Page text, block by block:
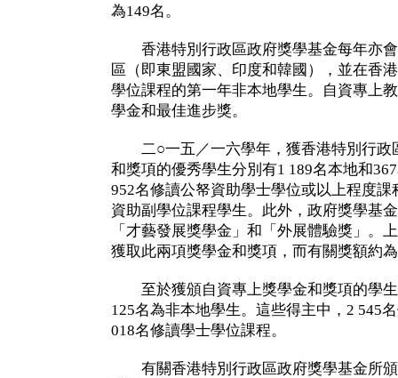
為149名。
香港特別行政區政府獎學基金每年亦會
區（即東盟國家、印度和韓國），並在香
學位課程的第一年非本地學生。自資專上
學金和最佳進步獎。
二○一五／一六學年，獲香港特別行政
和獎項的優秀學生分別有1 189名本地和
952名修讀公帑資助學士學位或以上程度
資助副學位課程學生。此外，政府獎學基
「才藝發展獎學金」和「外展體驗獎」。
獲取此兩項獎學金和獎項，而有關獎額約
至於獲頒自資專上獎學金和獎項的學生
125名為非本地學生。這些得主中，2 545
018名修讀學士學位課程。
有關香港特別行政區政府獎學基金所頒